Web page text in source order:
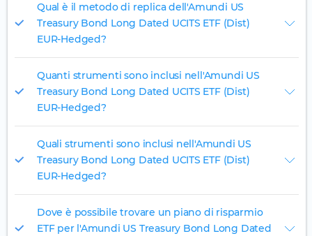
Qual è il metodo di replica dell'Amundi US
Treasury Bond Long Dated UCITS ETF (Dist)
EUR-Hedged?
Quanti strumenti sono inclusi nell'Amundi US
Treasury Bond Long Dated UCITS ETF (Dist)
EUR-Hedged?
Quali strumenti sono inclusi nell'Amundi US
Treasury Bond Long Dated UCITS ETF (Dist)
EUR-Hedged?
Dove è possibile trovare un piano di risparmio
ETF per l'Amundi US Treasury Bond Long Dated